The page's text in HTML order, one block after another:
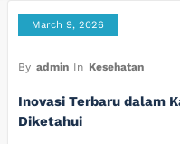
March 9, 2026
By admin In Kesehatan
Inovasi Terbaru dalam
Diketahui